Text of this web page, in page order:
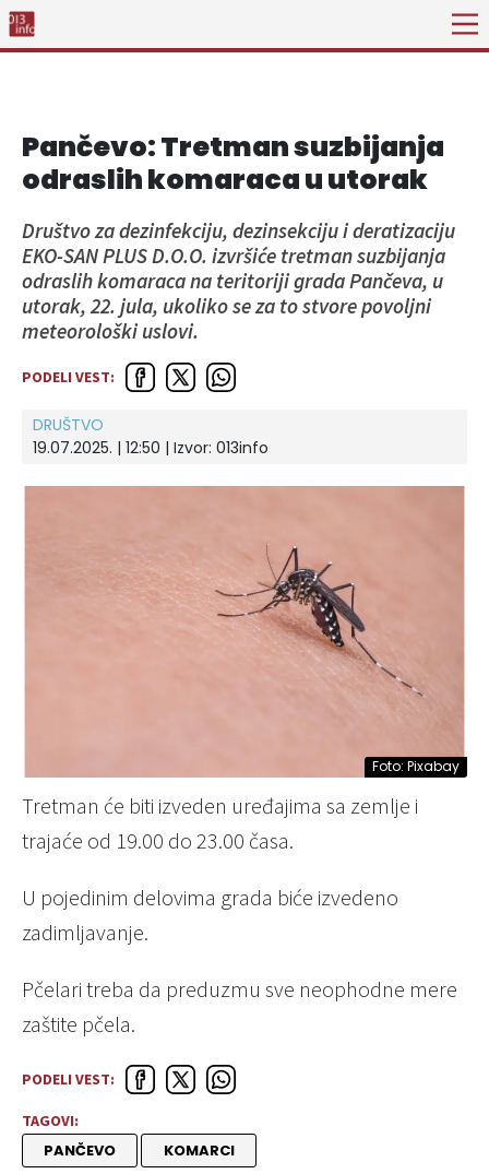
Pančevo: Tretman suzbijanja
odraslih komaraca u utorak
Društvo za dezinfekciju, dezinsekciju i deratizaciju
EKO-SAN PLUS D.O.O. izvršiće tretman suzbijanja
odraslih komaraca na teritoriji grada Pančeva, u
utorak, 22. jula, ukoliko se za to stvore povoljni
meteorološki uslovi.
PODELI VEST:
DRUŠTVO
19.07.2025. | 12:50 | Izvor: 013info
Foto: Pixabay
Tretman će biti izveden uređajima sa zemlje i
trajaće od 19.00 do 23.00 časa.
U pojedinim delovima grada biće izvedeno
zadimljavanje.
Pčelari treba da preduzmu sve neophodne mere
zaštite pčela.
PODELI VEST:
TAGOVI:
PANČEVO KOMARCI